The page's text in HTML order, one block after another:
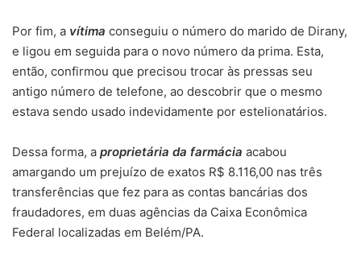
Por fim, a vítima conseguiu o número do marido de Dirany,
e ligou em seguida para o novo número da prima. Esta,
então, confirmou que precisou trocar às pressas seu
antigo número de telefone, ao descobrir que o mesmo
estava sendo usado indevidamente por estelionatários.
Dessa forma, a proprietária da farmácia acabou
amargando um prejuízo de exatos R$ 8.116,00 nas três
transferências que fez para as contas bancárias dos
fraudadores, em duas agências da Caixa Econômica
Federal localizadas em Belém/PA.